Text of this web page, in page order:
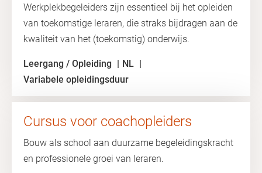
Werkplekbegeleiders zijn essentieel bij het opleiden
van toekomstige leraren, die straks bijdragen aan de
kwaliteit van het (toekomstig) onderwijs.
Leergang / Opleiding
NL
Variabele opleidingsduur
Cursus voor coachopleiders
Bouw als school aan duurzame begeleidingskracht
en professionele groei van leraren.